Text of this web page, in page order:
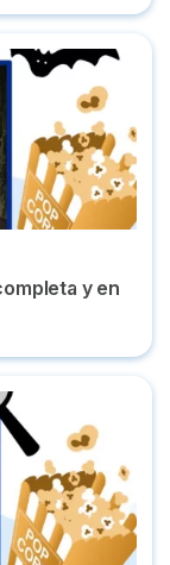
y en castellano
y en
en español